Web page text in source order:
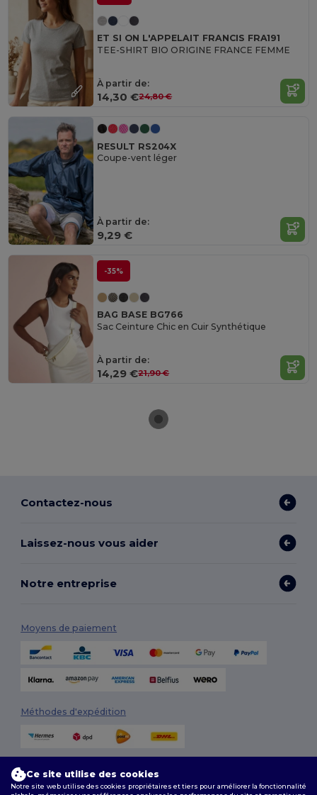
ET SI ON L'APPELAIT FRANCIS FRA191
TEE-SHIRT BIO ORIGINE FRANCE FEMME
À partir de:
14,30 €24,80 €
RESULT RS204X
Coupe-vent léger
À partir de:
9,29 €
-35%
BAG BASE BG766
Sac Ceinture Chic en Cuir Synthétique
À partir de:
14,29 €21,90 €
Contactez-nous
Laissez-nous vous aider
Notre entreprise
Moyens de paiement
Méthodes d'expédition
Ce site utilise des cookies
Notre site web utilise des cookies propriétaires et tiers pour améliorer la fonctionnalité